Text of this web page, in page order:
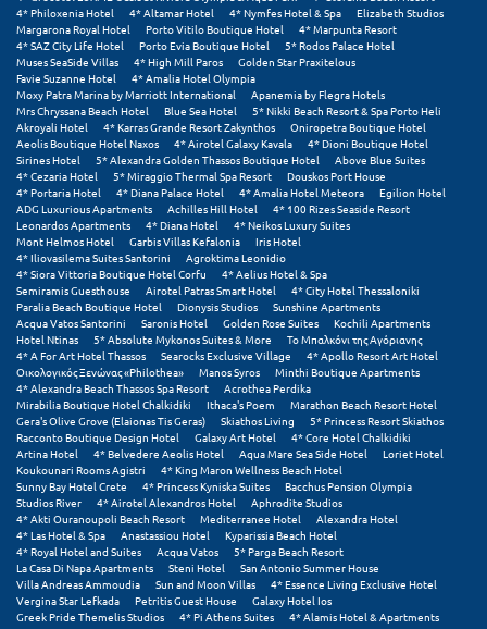
Πάλαιρος
Παξοί
Παραλία Κατερίνης
Παραλία Λιτοχώρου
Παράλιο Άστρος
Πάργα
Παρνασσός
Πάρος
Πάτμος
Πάτρα
Παύλιανη
Πειραιάς
Πελοπόννησος
Πήλιο
Πιερία
4* Philoxenia Hotel
4* Altamar Hotel 4* Nymfes Hotel & Spa
Elizabeth Studios
Margarona Royal Hotel
Porto Vitilo Boutique Hotel
4* Marpunta Resort
4* SAZ City Life Hotel
Porto Evia Boutique Hotel
5* Rodos Palace Hotel
Muses SeaSide Villas
4* High Mill Paros
Golden Star Praxitelous
Favie Suzanne Hotel
4* Amalia Hotel Olympia
Moxy Patra Marina by Marriott International
Apanemia by Flegra Hotels
Mrs Chryssana Beach Hotel
Blue Sea Hotel
5* Nikki Beach Resort & Spa Porto Heli
Akroyali Hotel
4* Karras Grande Resort Zakynthos
Oniropetra Boutique Hotel
Aeolis Boutique Hotel Naxos
4* Airotel Galaxy Kavala
4* Dioni Boutique Hotel
Sirines Hotel
5* Alexandra Golden Thassos Boutique Hotel
Above Blue Suites
4* Cezaria Hotel
5* Miraggio Thermal Spa Resort
Douskos Port House
4* Portaria Hotel
4* Diana Palace Hotel 4* Amalia Hotel Meteora
Egilion Hotel
ADG Luxurious Apartments
Achilles Hill Hotel
4* 100 Rizes Seaside Resort
Leonardos Apartments
4* Diana Hotel
4* Neikos Luxury Suites
Mont Helmos Hotel
Garbis Villas Kefalonia
Iris Hotel
4* Iliovasilema Suites Santorini
Agroktima Leonidio
4* Siora Vittoria Boutique Hotel Corfu
4* Aelius Hotel & Spa
Semiramis Guesthouse
Airotel Patras Smart Hotel
4* City Hotel Thessaloniki
Paralia Beach Boutique Hotel
Dionysis Studios
Sunshine Apartments
Acqua Vatos Santorini
Saronis Hotel Golden Rose Suites
Kochili Apartments
Hotel Ntinas
5* Absolute Mykonos Suites & More
Το Μπαλκόνι της Αγόριανης
4* A For Art Hotel Thassos
Searocks Exclusive Village
4* Apollo Resort Art Hotel
Οικολογικός Ξενώνας «Philothea»
Manos Syros
Minthi Boutique Apartments
4* Alexandra Beach Thassos Spa Resort
Acrothea Perdika
Mirabilia Boutique Hotel Chalkidiki
Ithaca's Poem
Marathon Beach Resort Hotel
Gera's Olive Grove (Elaionas Tis Geras)
Skiathos Living
5* Princess Resort Skiathos
Racconto Boutique Design Hotel
Galaxy Art Hotel
4* Core Hotel Chalkidiki
Artina Hotel
4* Belvedere Aeolis Hotel Aqua Mare Sea Side Hotel
Loriet Hotel
Koukounari Rooms Agistri
4* King Maron Wellness Beach Hotel
Sunny Bay Hotel Crete
4* Princess Kyniska Suites
Bacchus Pension Olympia
Studios River
4* Airotel Alexandros Hotel
Aphrodite Studios
4* Akti Ouranoupoli Beach Resort
Mediterranee Hotel
Alexandra Hotel
4* Las Hotel & Spa
Anastassiou Hotel
Kyparissia Beach Hotel
4* Royal Hotel and Suites
Acqua Vatos
5* Parga Beach Resort
La Casa Di Napa Apartments
Steni Hotel
San Antonio Summer House
Villa Andreas Ammoudia
Sun and Moon Villas
4* Essence Living Exclusive Hotel
Vergina Star Lefkada
Petritis Guest House
Galaxy Hotel Ios
Greek Pride Themelis Studios
4* Pi Athens Suites
4* Alamis Hotel & Apartments